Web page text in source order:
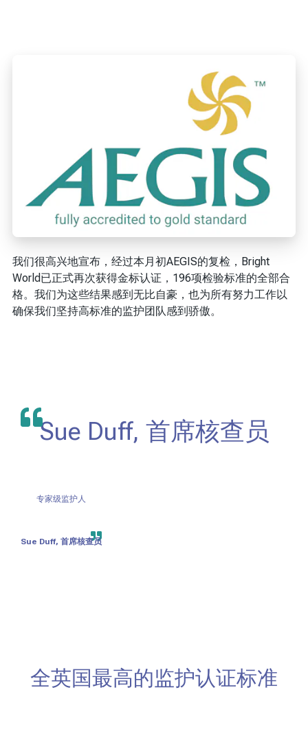
我们很高兴地宣布，经过本月初AEGIS的复检，Bright
World已正式再次获得金标认证，196项检验标准的全部合
格。我们为这些结果感到无比自豪，也为所有努力工作以
确保我们坚持高标准的监护团队感到骄傲。
Sue Duff, 首席核查员
专家级监护人
Sue Duff, 首席核查员
全英国最高的监护认证标准